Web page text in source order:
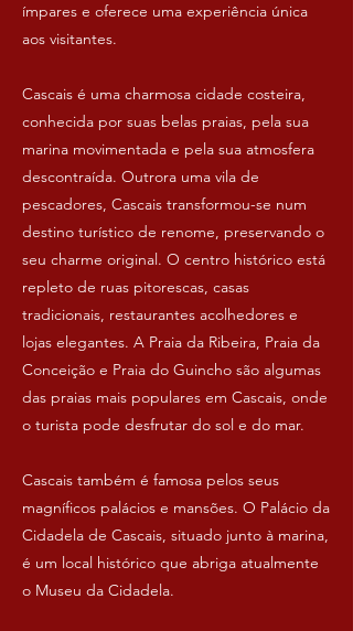
ímpares e oferece uma experiência única
aos visitantes.
Cascais é uma charmosa cidade costeira,
conhecida por suas belas praias, pela sua
marina movimentada e pela sua atmosfera
descontraída. Outrora uma vila de
pescadores, Cascais transformou-se num
destino turístico de renome, preservando o
seu charme original. O centro histórico está
repleto de ruas pitorescas, casas
tradicionais, restaurantes acolhedores e
lojas elegantes. A Praia da Ribeira, Praia da
Conceição e Praia do Guincho são algumas
das praias mais populares em Cascais, onde
o turista pode desfrutar do sol e do mar.
Cascais também é famosa pelos seus
magníficos palácios e mansões. O Palácio da
Cidadela de Cascais, situado junto à marina,
é um local histórico que abriga atualmente
o Museu da Cidadela.